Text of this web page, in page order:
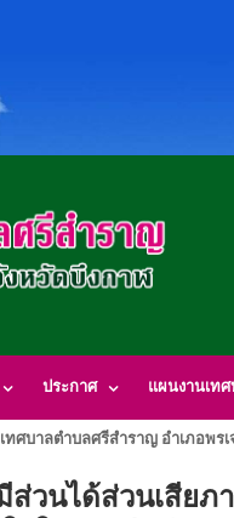
ประกาศ แผนงานเทศ
เทศบาลตำบลศรีสำราญ อำเภอพร
วนได้ส่วนเสียภ